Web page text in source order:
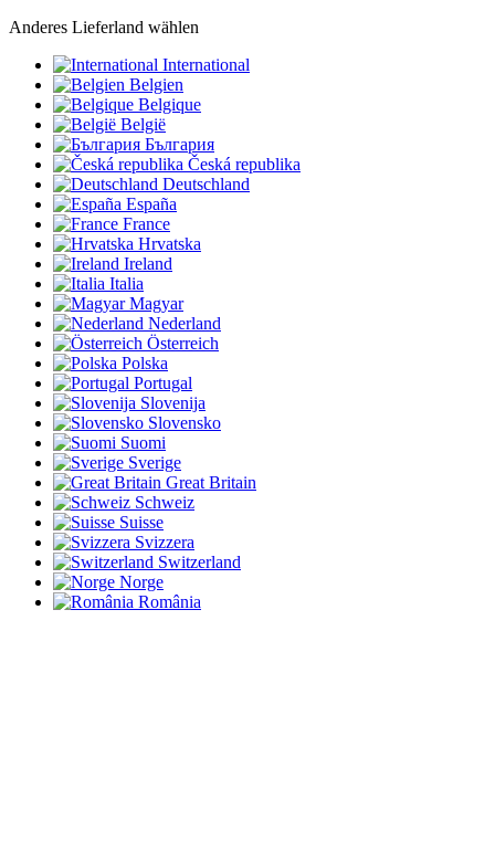
Anderes Lieferland wählen
International
Belgien
Belgique
België
България
Česká republika
Deutschland
España
France
Hrvatska
Ireland
Italia
Magyar
Nederland
Österreich
Polska
Portugal
Slovenija
Slovensko
Suomi
Sverige
Great Britain
Schweiz
Suisse
Svizzera
Switzerland
Norge
România